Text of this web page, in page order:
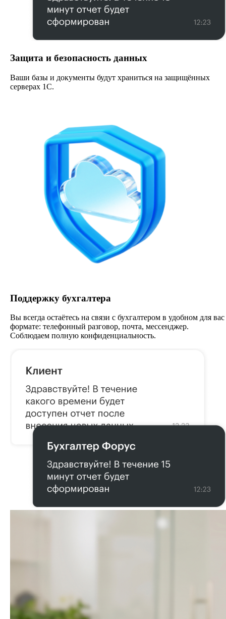
Защита и безопасность данных
Ваши базы и документы будут храниться на защищённых
серверах 1С.
Поддержку бухгалтера
Вы всегда остаётесь на связи с бухгалтером в удобном для вас
формате: телефонный разговор, почта, мессенджер.
Соблюдаем полную конфиденциальность.